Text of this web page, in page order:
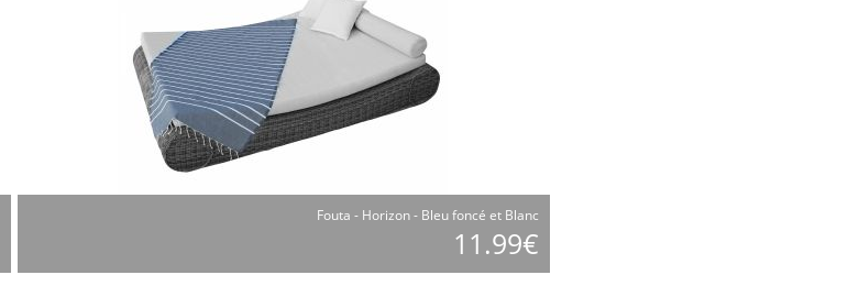
Fouta - Horizon - Bleu foncé et Blanc
11.99€